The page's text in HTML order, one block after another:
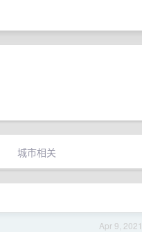
城市相关
Apr 9, 2021